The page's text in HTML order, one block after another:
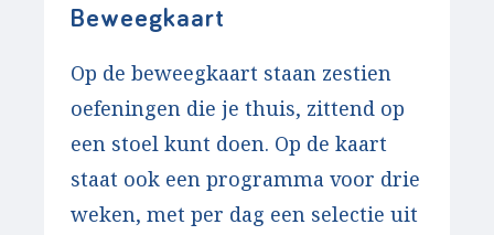
Beweegkaart
Op de beweegkaart staan zestien
oefeningen die je thuis, zittend op
een stoel kunt doen. Op de kaart
staat ook een programma voor drie
weken, met per dag een selectie uit